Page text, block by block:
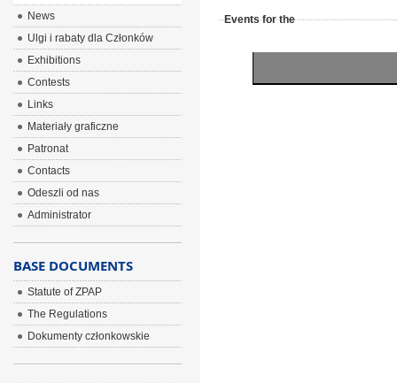
Events for the
News
Ulgi i rabaty dla Członków
Exhibitions
Contests
Links
Materiały graficzne
Patronat
Contacts
Odeszli od nas
Administrator
BASE DOCUMENTS
Statute of ZPAP
The Regulations
Dokumenty członkowskie